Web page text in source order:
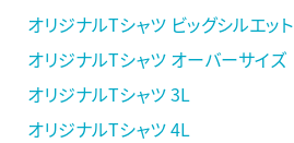
オリジナルTシャツ ビッグシルエット
オリジナルTシャツ オーバーサイズ
オリジナルTシャツ 3L
オリジナルTシャツ 4L